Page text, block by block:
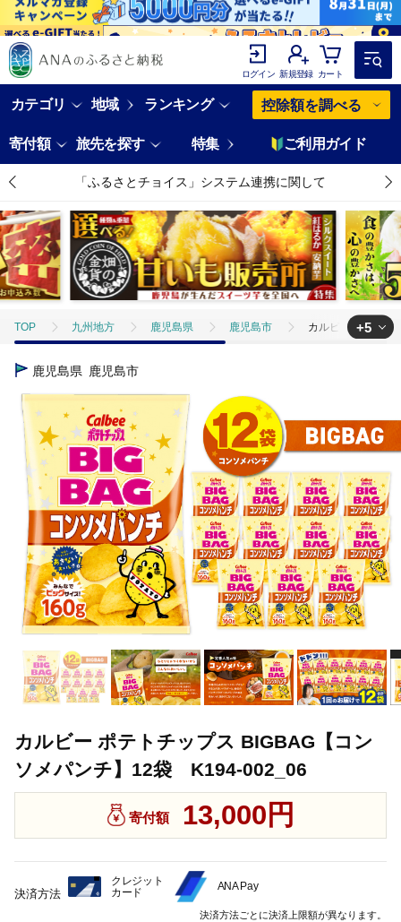
ログイン 新規登録 カート
カテゴリ 地域 ランキング 控除額を調べる
寄付額 旅先を探す 特集 ご利用ガイド
「ふるさとチョイス」システム連携に関して
TOP 九州地方 鹿児島県 鹿児島市 カルビー ポテト
TOP
TOP 野菜 じゃがいも カルビー ポテトチップス BIGBAG
TOP パン・菓子類 カルビー ポテトチップス BIGBAG【コンソ
TOP パン・菓子類 洋菓子 カルビー ポテトチップス
TOP パン・菓子類 洋菓子 ほかの洋菓子 カルビー
+5
鹿児島県 鹿児島市
カルビー ポテトチップス BIGBAG【コン
ソメパンチ】12袋 K194-002_06
寄付額 13,000円
決済方法
クレジット
カード
ANA Pay
決済方法ごとに決済上限額が異なります。